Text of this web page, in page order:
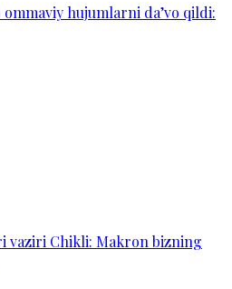
ommaviy hujumlarni da’vo qildi:
vaziri Chikli: Makron bizning